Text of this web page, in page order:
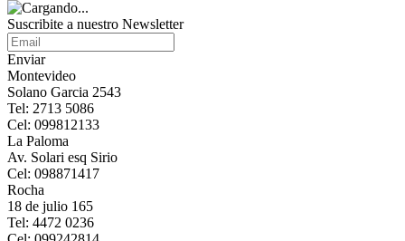
Suscribite a nuestro Newsletter
Enviar
Montevideo
Solano Garcia 2543
Tel: 2713 5086
Cel: 099812133
La Paloma
Av. Solari esq Sirio
Cel: 098871417
Rocha
18 de julio 165
Tel: 4472 0236